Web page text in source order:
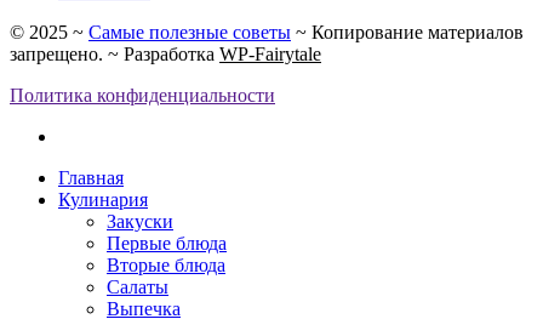
© 2025 ~ Самые полезные советы ~ Копирование материалов
запрещено. ~ Разработка WP-Fairytale
Политика конфиденциальности
Главная
Кулинария
Закуски
Первые блюда
Вторые блюда
Салаты
Выпечка